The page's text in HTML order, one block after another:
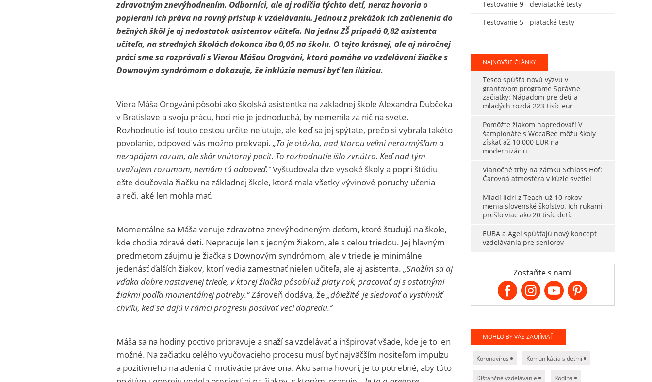
zdravotným znevýhodnením. Odborníci, ale aj rodičia týchto detí, neraz hovoria o
popieraní ich práva na rovný prístup k vzdelávaniu. Jednou z prekážok ich začlenenia do
bežných škôl je aj nedostatok asistentov učiteľa. Na jednu ZŠ pripadá 0,82 asistenta
učiteľa, na stredných školách dokonca iba 0,05 na školu. O tejto krásnej, ale aj náročnej
práci sme sarozprávali s Vierou Mášou Orogváni, ktorá pomáha vo vzdelávaní žiačke s
Downovým syndrómom a dokazuje, že inklúzia nemusí byť len ilúziou.
Viera Máša Orogváni pôsobí ako školská asistentka na základnej škole Alexandra Dubčeka
v Bratislave a svoju prácu, hoci nie je jednoduchá, by nemenila za nič na svete.
Rozhodnutie ísť touto cestou určite neľutuje, ale keď sa jej spýtate, prečo si vybrala takéto
povolanie, odpoveď vás možno prekvapí. „To je otázka, nad ktorou veľmi nerozmýšľam a
nezapájam rozum, ale skôr vnútorný pocit. To rozhodnutie išlo zvnútra. Keď nad tým
uvažujem rozumom, nemám tú odpoveď.“Vyštudovala dve vysoké školy a popri štúdiu
ešte doučovala žiačku na základnej škole, ktorá mala všetky vývinové poruchy učenia
a reči, aké len mohla mať.
Momentálne sa Máša venuje zdravotne znevýhodneným deťom, ktoré študujú na škole,
kde chodia zdravé deti. Nepracuje len s jedným žiakom, ale s celou triedou. Jej hlavným
predmetom záujmu je žiačka s Downovým syndrómom, ale v triede je minimálne
jedenásť ďalších žiakov, ktorí vedia zamestnať nielen učiteľa, ale aj asistenta. „Snažím sa aj
vďaka dobre nastavenej triede, v ktorej žiačka pôsobí už piaty rok, pracovať aj s ostatnými
žiakmi podľa momentálnej potreby.“Zároveň dodáva, že „dôležité je sledovať a vystihnúť
chvíľu, keď sa dajú v rámci progresu posúvať veci dopredu.“
Máša sa na hodiny poctivo pripravuje a snaží sa vzdelávať a inšpirovať všade, kde je to len
možné. Na začiatku celého vyučovacieho procesu musí byť najväčším nositeľom impulzu
a pozitívneho naladenia či motivácie práve ona. Ako sama hovorí, je to potrebné, aby túto
Testovanie 9 - deviatacké testy
Testovanie 5 - piatacké testy
NAJNOVŠIE ČLÁNKY
Tesco spúšťa novú výzvu v
grantovom programe Správne
začiatky: Nápadom pre deti a
mladých rozdá 223-tisíc eur
Pomôžte žiakom napredovať! V
šampionáte s WocaBee môžu školy
získať až 10 000 EUR na
modernizáciu
Vianočné trhy na zámku Schloss Hof:
Čarovná atmosféra v kúzle svetiel
Mladí lídri z Teach už 10 rokov
menia slovenské školstvo. Ich rukami
prešlo viac ako 20 tisíc detí.
EUBA a Agel spúšťajú nový koncept
vzdelávania pre seniorov
Zostaňte s nami
MOHLO BY VÁS ZAUJÍMAŤ
Koronavírus Komunikácia s deťmi
Dištančné vzdelávanie Rodina